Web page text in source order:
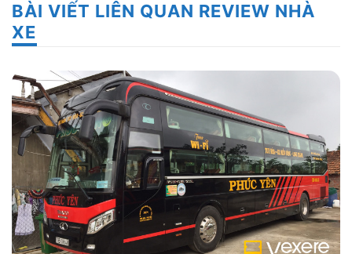
BÀI VIẾT LIÊN QUAN REVIEW NHÀ
XE